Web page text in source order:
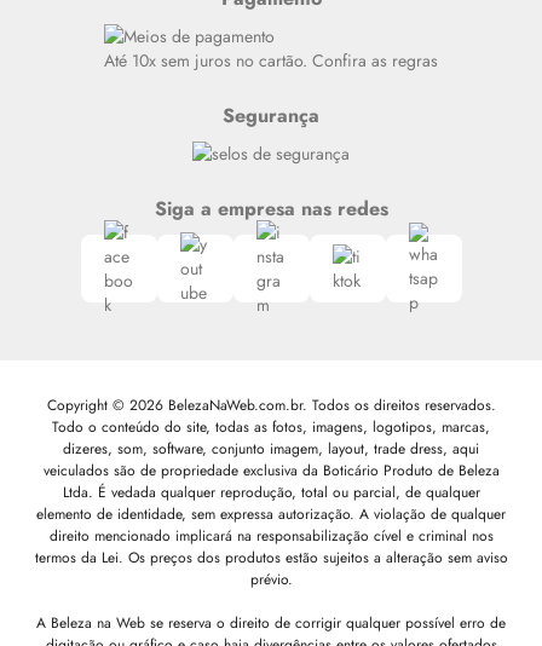
Siga nosso canal no Whatsapp
Até 10x sem juros no cartão. Confira as regras
Segurança
Siga a empresa nas redes
Copyright © 2026 BelezaNaWeb.com.br. Todos os direitos reservados.
Todo o conteúdo do site, todas as fotos, imagens, logotipos, marcas,
dizeres, som, software, conjunto imagem, layout, trade dress, aqui
veiculados são de propriedade exclusiva da Boticário Produto de Beleza
Ltda. É vedada qualquer reprodução, total ou parcial, de qualquer
elemento de identidade, sem expressa autorização. A violação de qualquer
direito mencionado implicará na responsabilização cível e criminal nos
termos da Lei. Os preços dos produtos estão sujeitos a alteração sem aviso
prévio.
A Beleza na Web se reserva o direito de corrigir qualquer possível erro de